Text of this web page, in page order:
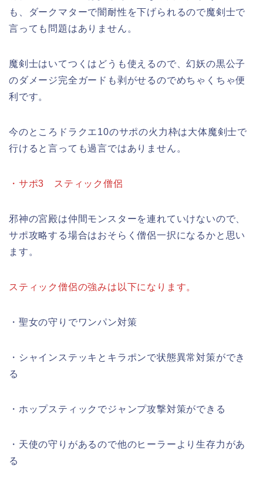
も、ダークマターで闇耐性を下げられるので魔剣士で
言っても問題はありません。
魔剣士はいてつくはどうも使えるので、幻妖の黒公子
のダメージ完全ガードも剥がせるのでめちゃくちゃ便
利です。
今のところドラクエ10のサポの火力枠は大体魔剣士で
行けると言っても過言ではありません。
・サポ3 スティック僧侶
邪神の宮殿は仲間モンスターを連れていけないので、
サポ攻略する場合はおそらく僧侶一択になるかと思い
ます。
スティック僧侶の強みは以下になります。
・聖女の守りでワンパン対策
・シャインステッキとキラポンで状態異常対策ができ
る
・ホップスティックでジャンプ攻撃対策ができる
・天使の守りがあるので他のヒーラーより生存力があ
る